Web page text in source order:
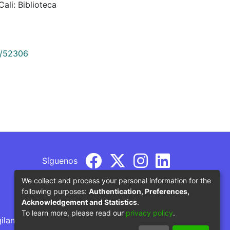
Biblioteca
52306
Síguenos
por parte del Ministerio de Educación
We collect and process your personal information for the
following purposes: Authentication, Preferences,
Acknowledgement and Statistics.
To learn more, please read our privacy policy.